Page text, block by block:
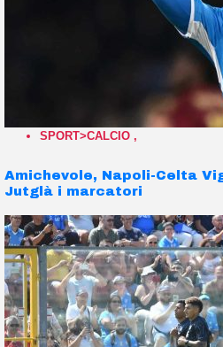
SPORT>CALCIO ,
Amichevole, Napoli-Celta
Jutglà i marcatori